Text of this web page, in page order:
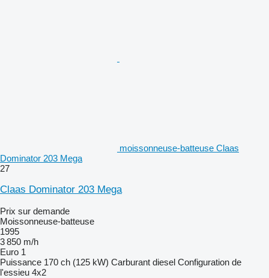
moissonneuse-batteuse Claas
Dominator 203 Mega
27
Claas Dominator 203 Mega
Prix sur demande
Moissonneuse-batteuse
1995
3 850 m/h
Euro 1
Puissance 170 ch (125 kW) Carburant diesel Configuration de
l'essieu 4x2